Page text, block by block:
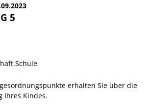
5
erhalten Sie über die
Ihres Kindes.